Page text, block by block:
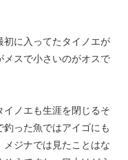
初に入ってたタイノエが
メスで小さいのがオスで
ノエも生涯を閉じるそ
った魚ではアイゴにも
ジナでは見たことはな